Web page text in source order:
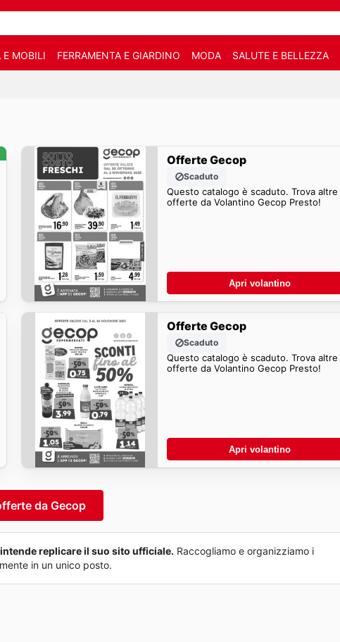
E MOBILI FERRAMENTA E GIARDINO MODA SALUTE E BELLEZZA
Offerte Gecop
Scaduto
Questo catalogo è scaduto. Trova altre
offerte da Volantino Gecop Presto!
Apri volantino
Offerte Gecop
Scaduto
Questo catalogo è scaduto. Trova altre
offerte da Volantino Gecop Presto!
Apri volantino
da Gecop
replicare il suo sito ufficiale. Raccogliamo e organizziamo i
in un unico posto.